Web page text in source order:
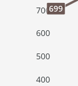
700
600
500
400
699